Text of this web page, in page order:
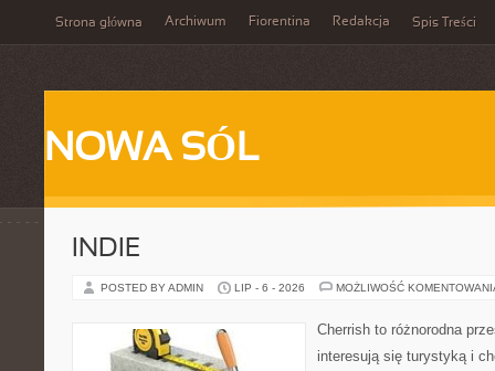
Strona główna Archiwum Fiorentina Redakcja Spis Treści
NOWA SÓL
INDIE
POSTED BY ADMIN LIP - 6 - 2026 MOŻLIWOŚĆ
Cherrish to różnorodna
interesują się turystyką i